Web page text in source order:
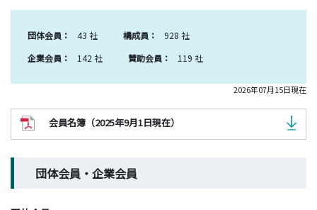
団体会員： 43 社 構成員：
928 社
企業会員：
142 社 賛助会員： 119 社
2026年07月15日現在
会員名簿（2025年9月1日現在）
団体会員・企業会員